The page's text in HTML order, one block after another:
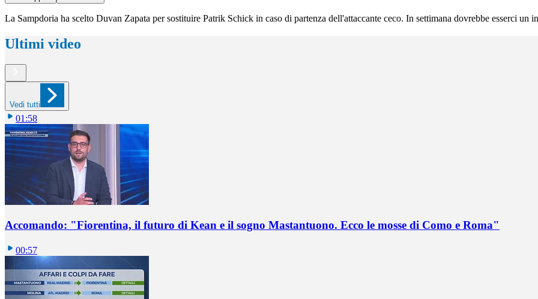
La Sampdoria ha scelto Duvan Zapata per sostituire Patrik Schick in caso di partenza dell'attaccante ceco. In settimana dovrebbe esserci
Ultimi video
Vedi tutti
01:58
Accomando: "Fiorentina, il futuro di Kean e il sogno Mastantuono. Ecco le mosse di Como e Roma"
00:57